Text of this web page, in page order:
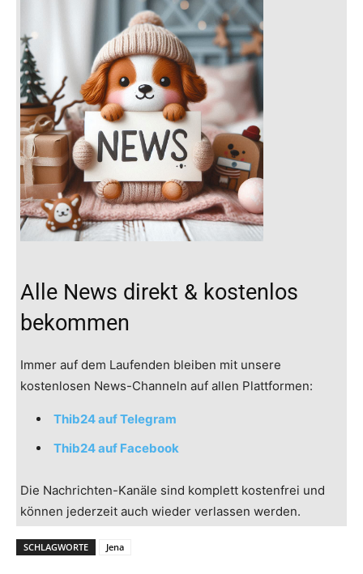
Alle News direkt & kostenlos
bekommen
Immer auf dem Laufenden bleiben mit unsere
kostenlosen News-Channeln auf allen Plattformen:
Thib24 auf Telegram
Thib24 auf Facebook
Die Nachrichten-Kanäle sind komplett kostenfrei und
können jederzeit auch wieder verlassen werden.
SCHLAGWORTE Jena